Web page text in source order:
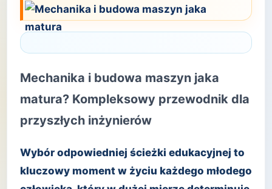
Mechanika i budowa maszyn jaka
matura? Kompleksowy przewodnik dla
przyszłych inżynierów
Wybór odpowiedniej ścieżki edukacyjnej to
kluczowy moment w życiu każdego młodego